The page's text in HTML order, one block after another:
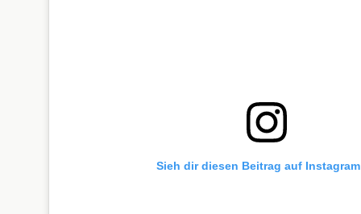
Sieh dir diesen Beitrag auf